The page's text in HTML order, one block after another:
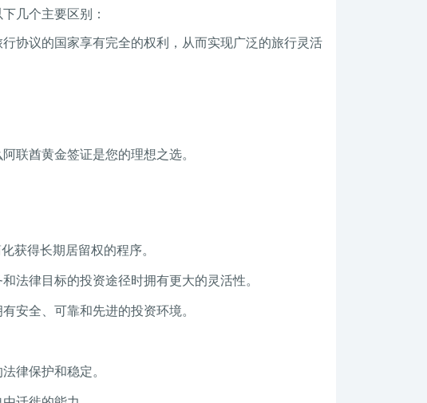
几个主要区别：
协议的国家享有完全的权利，从而实现广泛的旅行灵活
联酋黄金签证是您的理想之选。
获得长期居留权的程序。
法律目标的投资途径时拥有更大的灵活性。
安全、可靠和先进的投资环境。
律保护和稳定。